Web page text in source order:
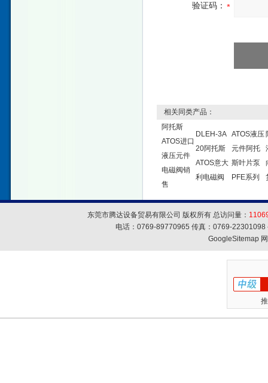
验证码：
相关同类产品：
阿托斯
ATOS进口
液压元件
电磁阀销
售
DLEH-3A
20阿托斯
ATOS意大
利电磁阀
ATOS液压
元件阿托
斯叶片泵
PFE系列
东莞市腾达设备贸易有限公司 版权所有 总访问量：
电话：0769-89770965 传真：0769-
GoogleSitemap网